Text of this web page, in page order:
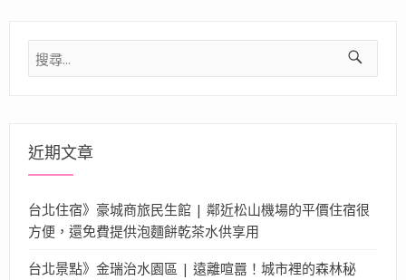
搜
尋
近期文章
台北住宿》豪城商旅民生館 | 鄰近松山機場的平價住宿很
方便，還免費提供泡麵餅乾茶水供享用
台北景點》金瑞治水園區 | 遠離喧囂！城市裡的森林秘